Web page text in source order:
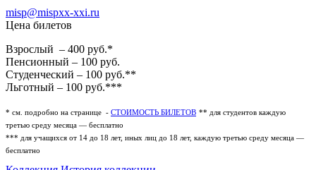
misp@mispxx-xxi.ru
Цена билетов
Взрослый – 400 руб.*
Пенсионный – 100 руб.
Студенческий – 100 руб.**
Льготный – 100 руб.***
* см. подробно на странице - СТОИМОСТЬ БИЛЕТОВ ** для студентов каждую
третью среду месяца — бесплатно
*** для учащихся от 14 до 18 лет, иных лиц до 18 лет, каждую третью среду месяца —
бесплатно